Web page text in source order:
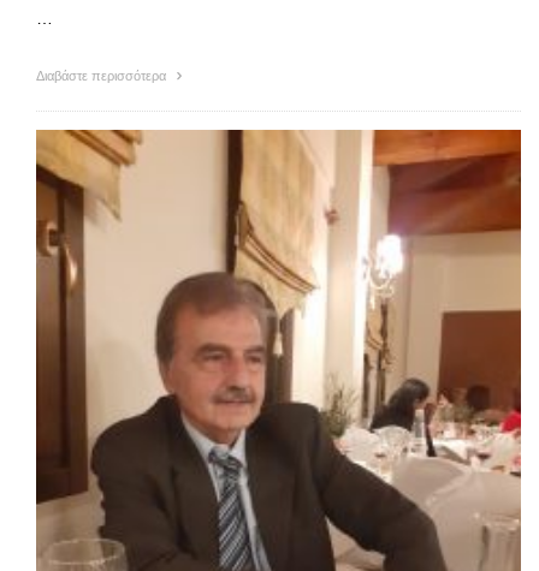
Διαβάστε περισσότερα